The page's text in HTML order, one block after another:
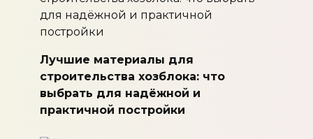
Лучшие материалы для
строительства хозблока: что
выбрать для надёжной и
практичной постройки